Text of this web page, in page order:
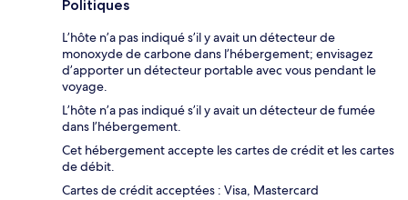
Politiques
L’hôte n’a pas indiqué s’il y avait un détecteur de
monoxyde de carbone dans l’hébergement; envisagez
d’apporter un détecteur portable avec vous pendant le
voyage.
L’hôte n’a pas indiqué s’il y avait un détecteur de fumée
dans l’hébergement.
Cet hébergement accepte les cartes de crédit et les cartes
de débit.
Cartes de crédit acceptées : Visa, Mastercard